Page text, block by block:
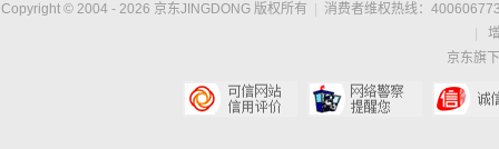
Copyright © 2004 - 2026 京东JINGDONG 版权所有
消费者维权热线：
京东旗